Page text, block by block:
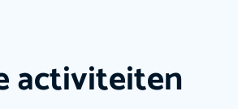
activiteiten